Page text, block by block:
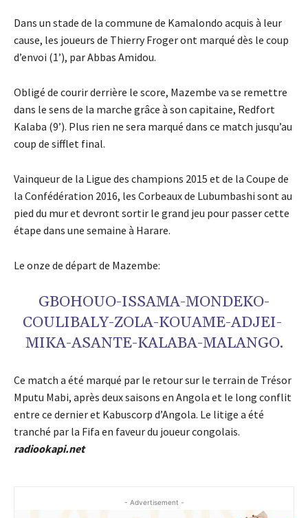
Dans un stade de la commune de Kamalondo acquis à leur
cause, les joueurs de Thierry Froger ont marqué dès le coup
d’envoi (1’), par Abbas Amidou.
Obligé de courir derrière le score, Mazembe va se remettre
dans le sens de la marche grâce à son capitaine, Redfort
Kalaba (9’). Plus rien ne sera marqué dans ce match jusqu’au
coup de sifflet final.
Vainqueur de la Ligue des champions 2015 et de la Coupe de
la Confédération 2016, les Corbeaux de Lubumbashi sont au
pied du mur et devront sortir le grand jeu pour passer cette
étape dans une semaine à Harare.
Le onze de départ de Mazembe:
GBOHOUO-ISSAMA-MONDEKO-
COULIBALY-ZOLA-KOUAME-ADJEI-
MIKA-ASANTE-KALABA-MALANGO.
Ce match a été marqué par le retour sur le terrain de Trésor
Mputu Mabi, après deux saisons en Angola et le long conflit
entre ce dernier et Kabuscorp d’Angola. Le litige a été
tranché par la Fifa en faveur du joueur congolais.
radiookapi.net
- Advertisement -